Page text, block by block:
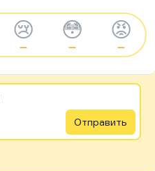
😢
—
😳
—
😡
—
Отправить